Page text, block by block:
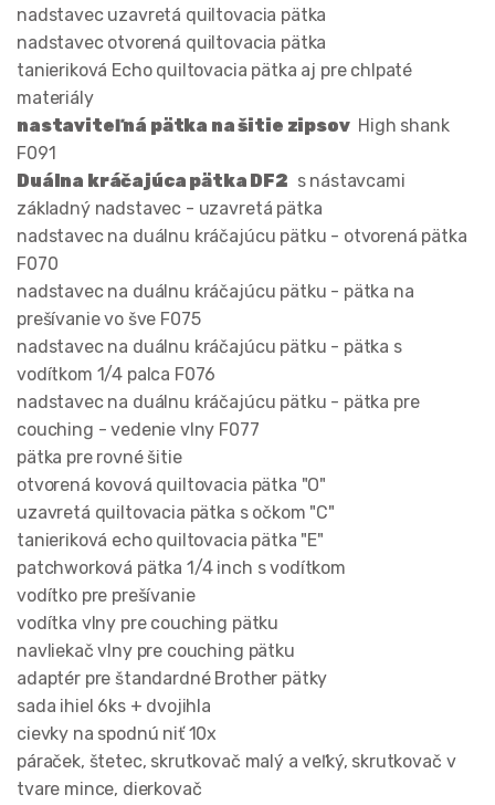
nadstavec uzavretá quiltovacia pätka
nadstavec otvorená quiltovacia pätka
tanieriková Echo quiltovacia pätka aj pre chlpaté
materiály
nastaviteľná pätka na šitie zipsovHigh shank
F091
Duálna kráčajúca pätka DF2 s nástavcami
základný nadstavec - uzavretá pätka
nadstavec na duálnu kráčajúcu pätku - otvorená pätka
F070
nadstavec na duálnu kráčajúcu pätku - pätka na
prešívanie vo šve F075
nadstavec na duálnu kráčajúcu pätku - pätka s
vodítkom 1/4 palca F076
nadstavec na duálnu kráčajúcu pätku - pätka pre
couching - vedenie vlny F077
pätka pre rovné šitie
otvorená kovová quiltovacia pätka "O"
uzavretá quiltovacia pätka s očkom "C"
tanieriková echo quiltovacia pätka "E"
patchworková pätka 1/4 inch s vodítkom
vodítko pre prešívanie
vodítka vlny pre couching pätku
navliekač vlny pre couching pätku
adaptér pre štandardné Brother pätky
sada ihiel 6ks + dvojihla
cievky na spodnú niť 10x
páraček, štetec, skrutkovač malý a veľký, skrutkovač v
tvare mince, dierkovač